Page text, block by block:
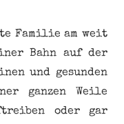
Familie am weit
Bahn auf der
und gesunden
ganzen Weile
oder gar